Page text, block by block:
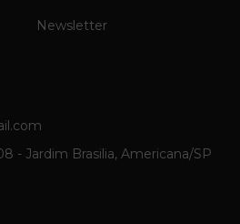
Newsletter
- Jardim Brasilia, Americana/SP